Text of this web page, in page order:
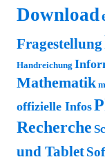
Download
Fragestellung
Handreichung
Mathematik
offizielle Infos
Recherche
und Tablet